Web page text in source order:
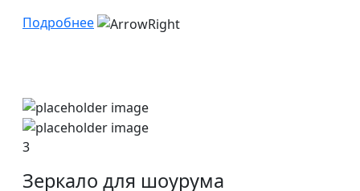
Подробнее
3
Зеркало для шоурума